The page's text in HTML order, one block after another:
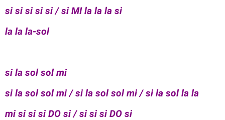
si si si si si / si MI la la la si
la la la-sol
si la sol sol mi
si la sol sol mi / si la sol sol mi / si la sol la la
mi si si si DO si / si si si DO si